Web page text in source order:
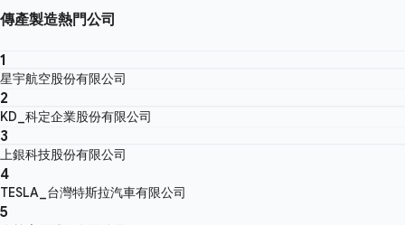
傳產製造熱門公司
1
星宇航空股份有限公司
2
KD_科定企業股份有限公司
3
上銀科技股份有限公司
4
TESLA_台灣特斯拉汽車有限公司
5